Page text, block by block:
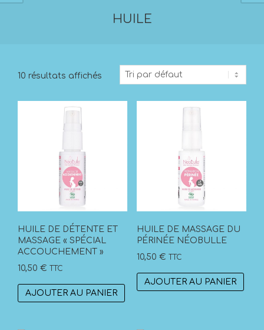
HUILE
10 résultats affichés
HUILE DE DÉTENTE ET
MASSAGE « SPÉCIAL
ACCOUCHEMENT »
10,50 € TTC
AJOUTER AU PANIER
HUILE DE MASSAGE DU
PÉRINÉE NÉOBULLE
10,50 € TTC
AJOUTER AU PANIER